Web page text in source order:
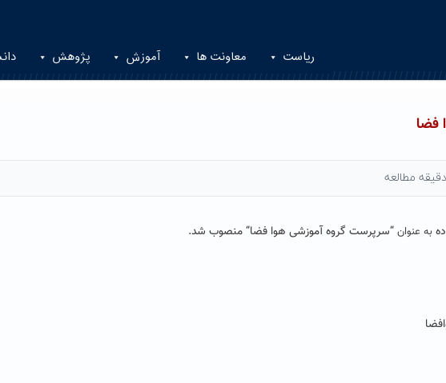
ریاست معاونت ها آموزش پژوهش
فضا
به عنوان “سرپرست گروه آموزشی هوا فضا“منصوب شد.